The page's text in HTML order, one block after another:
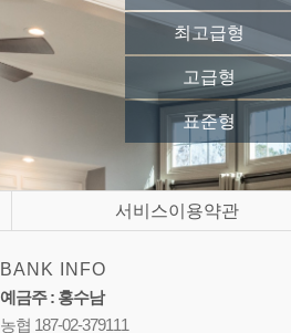
최고급형
고급형
표준형
서비스이용약관
BANK INFO
예금주 : 홍수남
농협 187-02-379111